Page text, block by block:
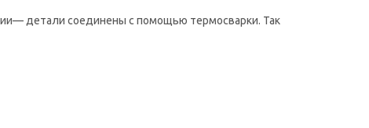
детали соединены с помощью термосварки. Так